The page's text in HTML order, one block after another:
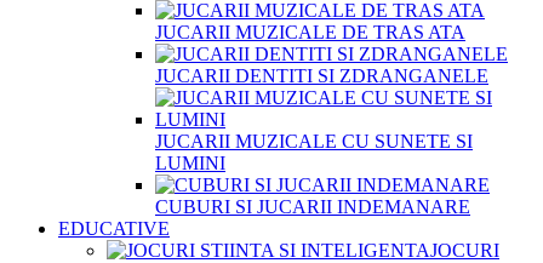
JUCARII MUZICALE DE TRAS ATA
JUCARII DENTITI SI ZDRANGANELE
JUCARII MUZICALE CU SUNETE SI
LUMINI
CUBURI SI JUCARII INDEMANARE
EDUCATIVE
JOCURI